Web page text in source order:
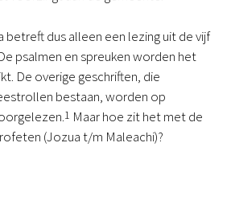
betreft dus alleen een lezing uit de vijf
psalmen en spreuken worden het
De overige geschriften, die
bestaan, worden op
1 Maar hoe zit het met de
(Jozua t/m Maleachi)?